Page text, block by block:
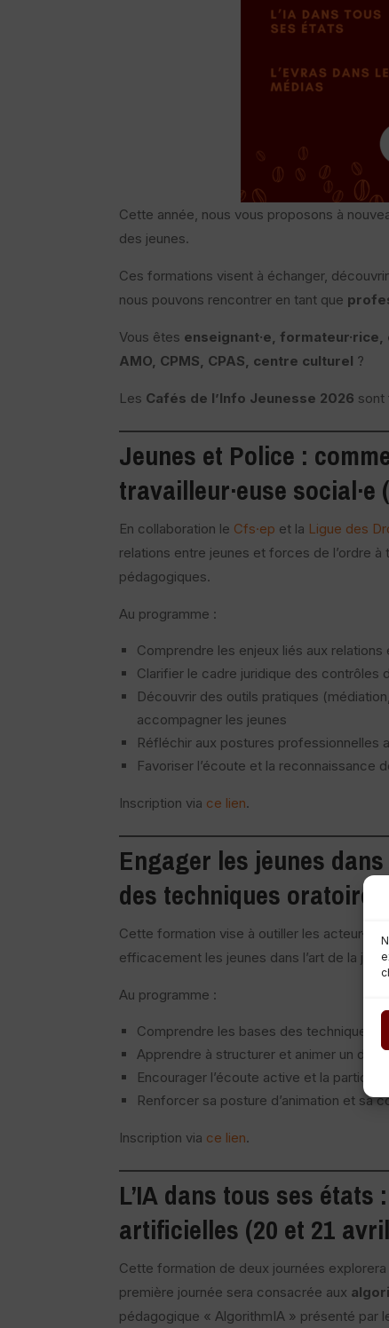
Cette année, nous vous proposons à
des jeunes.
Ces formations visent à échanger,
nous pouvons rencontrer en tant que
Vous êtes enseignant·e, formateur·rice,
AMO, CPMS, CPAS, centre culturel ?
Les Cafés de l’Info Jeunesse 2026 sont
Jeunes et Police :
travailleur·euse
En collaboration le Cfs·ep et la Ligue des
relations entre jeunes et forces de l’ordre
pédagogiques.
Au programme :
Comprendre les enjeux liés aux
Clarifier le cadre juridique des contrôles
Découvrir des outils pratiques
accompagner les jeunes
Réfléchir aux postures
Favoriser l’écoute et la reconnaissance
Inscription via ce lien.
Engager les jeunes dans
des techniques oratoires
Cette formation vise à outiller les
efficacement les jeunes dans l’art de la
Au programme :
Comprendre les bases des techniques
Apprendre à structurer et animer un
Encourager l’écoute active et la
Renforcer sa posture d’animation et sa
Inscription via ce lien.
L’IA dans tous ses états
artificielles (20 et 21
Cette formation de deux journées
première journée sera consacrée aux
pédagogique « AlgorithmIA » présenté par